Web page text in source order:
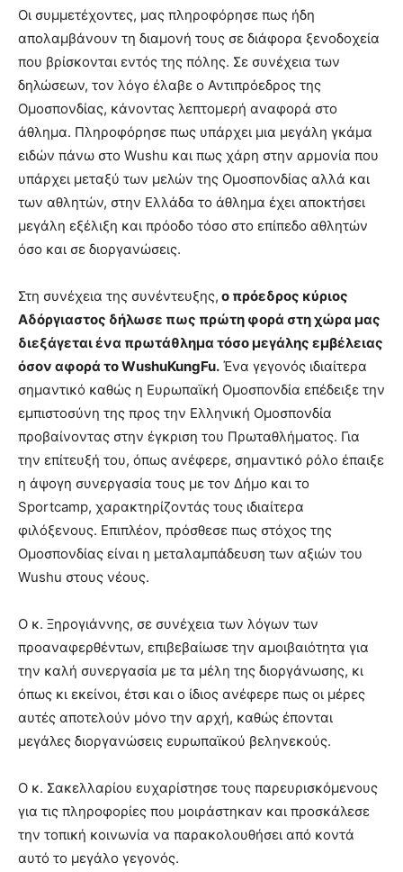
Οι συμμετέχοντες, μας πληροφόρησε πως ήδη
απολαμβάνουν τη διαμονή τους σε διάφορα ξενοδοχεία
που βρίσκονται εντός της πόλης. Σε συνέχεια των
δηλώσεων, τον λόγο έλαβε ο Αντιπρόεδρος της
Ομοσπονδίας, κάνοντας λεπτομερή αναφορά στο
άθλημα. Πληροφόρησε πως υπάρχει μια μεγάλη γκάμα
ειδών πάνω στο Wushu και πως χάρη στην αρμονία που
υπάρχει μεταξύ των μελών της Ομοσπονδίας αλλά και
των αθλητών, στην Ελλάδα το άθλημα έχει αποκτήσει
μεγάλη εξέλιξη και πρόοδο τόσο στο επίπεδο αθλητών
όσο και σε διοργανώσεις.
Στη συνέχεια της συνέντευξης, ο πρόεδρος κύριος
Αδόργιαστος δήλωσε πως πρώτη φορά στη χώρα μας
διεξάγεται ένα πρωτάθλημα τόσο μεγάλης εμβέλειας
όσον αφορά το WushuKungFu. Ένα γεγονός ιδιαίτερα
σημαντικό καθώς η Ευρωπαϊκή Ομοσπονδία επέδειξε την
εμπιστοσύνη της προς την Ελληνική Ομοσπονδία
προβαίνοντας στην έγκριση του Πρωταθλήματος. Για
την επίτευξή του, όπως ανέφερε, σημαντικό ρόλο έπαιξε
η άψογη συνεργασία τους με τον Δήμο και το
Sportcamp, χαρακτηρίζοντάς τους ιδιαίτερα
φιλόξενους. Επιπλέον, πρόσθεσε πως στόχος της
Ομοσπονδίας είναι η μεταλαμπάδευση των αξιών του
Wushu στους νέους.
Ο κ. Ξηρογιάννης, σε συνέχεια των λόγων των
προαναφερθέντων, επιβεβαίωσε την αμοιβαιότητα για
την καλή συνεργασία με τα μέλη της διοργάνωσης, κι
όπως κι εκείνοι, έτσι και ο ίδιος ανέφερε πως οι μέρες
αυτές αποτελούν μόνο την αρχή, καθώς έπονται
μεγάλες διοργανώσεις ευρωπαϊκού βεληνεκούς.
Ο κ. Σακελλαρίου ευχαρίστησε τους παρευρισκόμενους
για τις πληροφορίες που μοιράστηκαν και προσκάλεσε
την τοπική κοινωνία να παρακολουθήσει από κοντά
αυτό το μεγάλο γεγονός.